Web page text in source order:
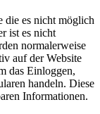
die es nicht möglich
ist es nicht
normalerweise
auf der Website
das Einloggen,
handeln. Diese
Informationen.